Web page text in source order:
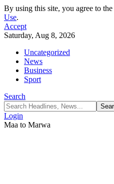
By using this site, you agree to the
Use.
Accept
Saturday, Aug 8, 2026
Uncategorized
News
Business
Sport
Search
Login
Maa to Marwa